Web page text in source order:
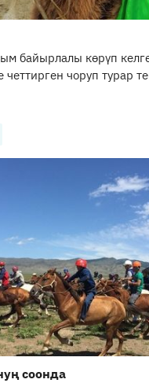
байырлалы көрүп
чоруп турар
соонда